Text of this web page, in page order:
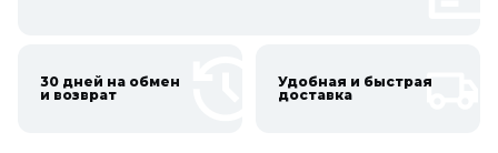
Онлайн каталог гвоздей в Колорлон
30 дней на обмен
и возврат
Удобная и быстрая
доставка